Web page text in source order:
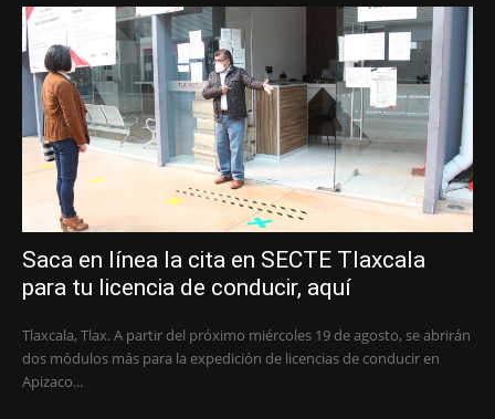
Saca en línea la cita en SECTE Tlaxcala
para tu licencia de conducir, aquí
Tlaxcala, Tlax. A partir del próximo miércoles 19 de agosto, se abrirán
dos módulos más para la expedición de licencias de conducir en
Apizaco...